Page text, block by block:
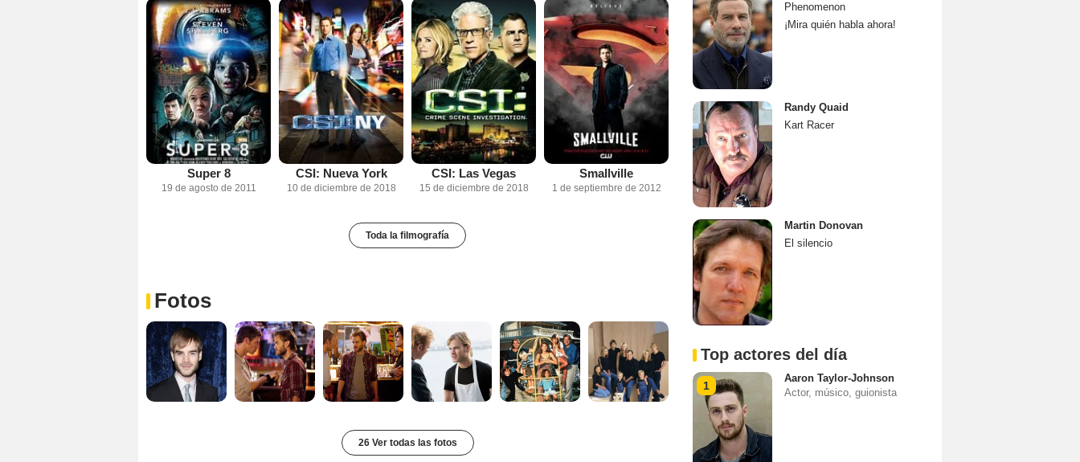
Super 8
19 de agosto de 2011
CSI: Nueva York
10 de diciembre de 2018
CSI: Las Vegas
15 de diciembre de 2018
Smallville
1 de septiembre de 2012
Toda la filmografía
Fotos
26 Ver todas las fotos
Phenomenon
¡Mira quién habla ahora!
Randy Quaid
Kart Racer
Martin Donovan
El silencio
Top actores del día
1
Aaron Taylor-Johnson
Actor, músico, guionista